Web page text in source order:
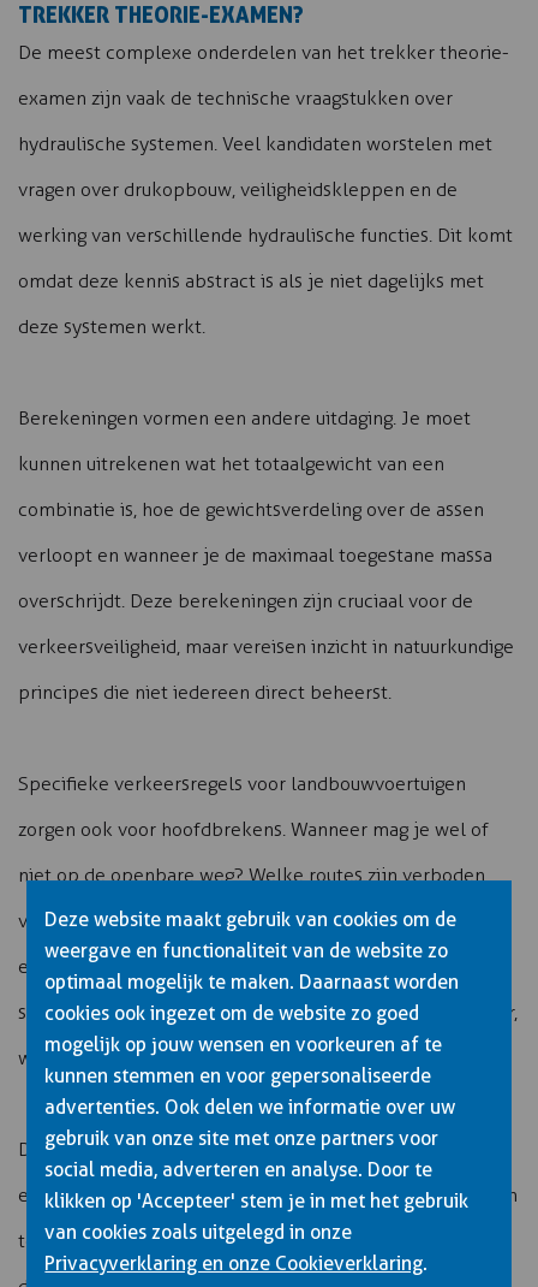
TREKKER THEORIE-EXAMEN?
De meest complexe onderdelen van het trekker theorie-
examen zijn vaak de technische vraagstukken over
hydraulische systemen. Veel kandidaten worstelen met
vragen over drukopbouw, veiligheidskleppen en de
werking van verschillende hydraulische functies. Dit komt
omdat deze kennis abstract is als je niet dagelijks met
deze systemen werkt.
Berekeningen vormen een andere uitdaging. Je moet
kunnen uitrekenen wat het totaalgewicht van een
combinatie is, hoe de gewichtsverdeling over de assen
verloopt en wanneer je de maximaal toegestane massa
overschrijdt. Deze berekeningen zijn cruciaal voor de
verkeersveiligheid, maar vereisen inzicht in natuurkundige
principes die niet iedereen direct beheerst.
Specifieke verkeersregels voor landbouwvoertuigen
zorgen ook voor hoofdbrekens. Wanneer mag je wel of
niet op de openbare weg? Welke routes zijn verboden
voor trekkers? Wat zijn de regels bij het oversteken van
een spoorwegovergang met een lange combinatie? Deze
situaties komen in het dagelijks verkeer minder vaak voor,
waardoor ze moeilijker te onthouden zijn.
De combinatie van aanhangwagens en werktuigen brengt
extra complexiteit. Je moet weten welke combinaties zijn
toegestaan, welke reminrichtingen verplicht zijn en hoe
Deze website maakt gebruik van cookies om de
weergave en functionaliteit van de website zo
optimaal mogelijk te maken. Daarnaast worden
cookies ook ingezet om de website zo goed
mogelijk op jouw wensen en voorkeuren af te
kunnen stemmen en voor gepersonaliseerde
advertenties. Ook delen we informatie over uw
gebruik van onze site met onze partners voor
social media, adverteren en analyse. Door te
klikken op 'Accepteer' stem je in met het gebruik
van cookies zoals uitgelegd in onze
Privacyverklaring en onze Cookieverklaring.